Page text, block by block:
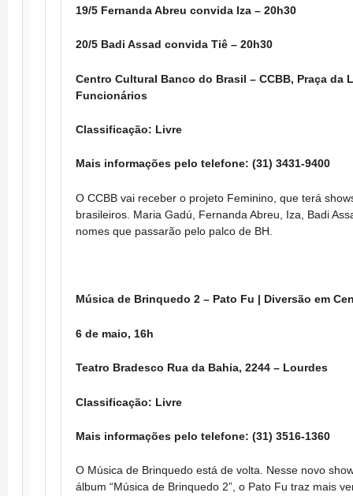
19/5 Fernanda Abreu convida Iza – 20h30
20/5 Badi Assad convida Tiê – 20h30
Centro Cultural Banco do Brasil – CCBB, Praça da
Funcionários
Classificação: Livre
Mais informações pelo telefone: (31) 3431-9400
O CCBB vai receber o projeto Feminino, que terá
brasileiros. Maria Gadú, Fernanda Abreu, Iza, Badi
nomes que passarão pelo palco de BH.
Música de Brinquedo 2 – Pato Fu | Diversão em
6 de maio, 16h
Teatro Bradesco Rua da Bahia, 2244 – Lourdes
Classificação: Livre
Mais informações pelo telefone: (31) 3516-1360
O Música de Brinquedo está de volta. Nesse novo
álbum “Música de Brinquedo 2”, o Pato Fu traz mais